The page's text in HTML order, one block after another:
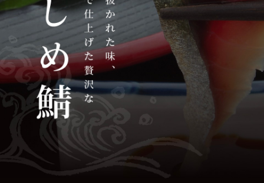
会社概要
お問い合わせ
オンラインショップ